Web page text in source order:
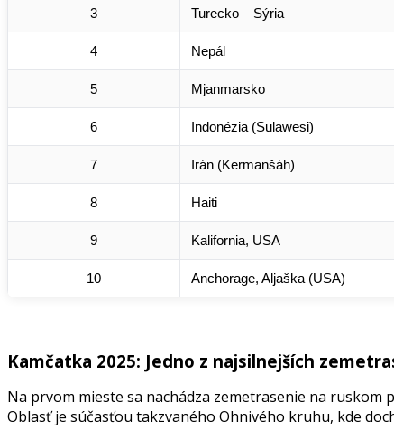
3 Turecko – Sýria
4 Nepál
5 Mjanmarsko
6 Indonézia (Sulawesi)
7 Irán (Kermanšáh)
8 Haiti
9 Kalifornia, USA
10 Anchorage, Aljaška (USA)
Kamčatka 2025: Jedno z najsilnejších
Na prvom mieste sa nachádza zemetrasenie na ruskom
Oblasť je súčasťou takzvaného Ohnivého kruhu, kde